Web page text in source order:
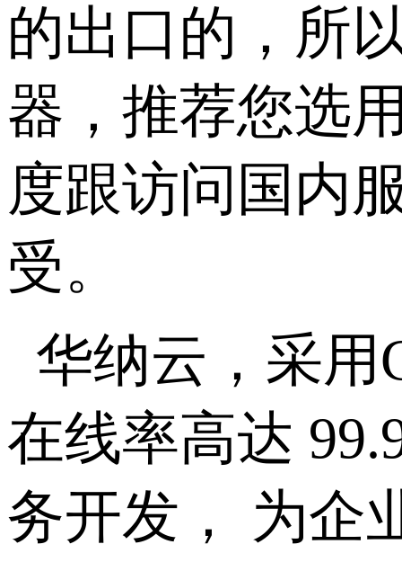
的出口的，所
器，推荐您选
度跟访问国内
受。
华纳云，采用
在线率高达
务开发， 为企